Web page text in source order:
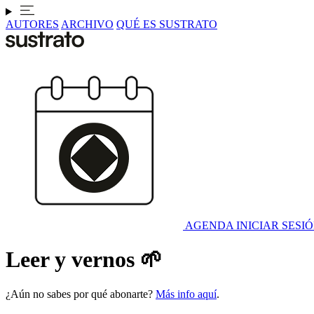
AUTORES ARCHIVO QUÉ ES SUSTRATO
AGENDA INICIAR
Leer y vernos 🌱
¿Aún no sabes por qué abonarte? Más info aquí.